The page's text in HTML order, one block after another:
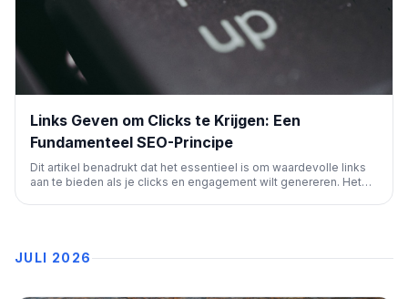
Links Geven om Clicks te Krijgen: Een
Fundamenteel SEO-Principe
Dit artikel benadrukt dat het essentieel is om waardevolle links
aan te bieden als je clicks en engagement wilt genereren. Het
JULI 2026